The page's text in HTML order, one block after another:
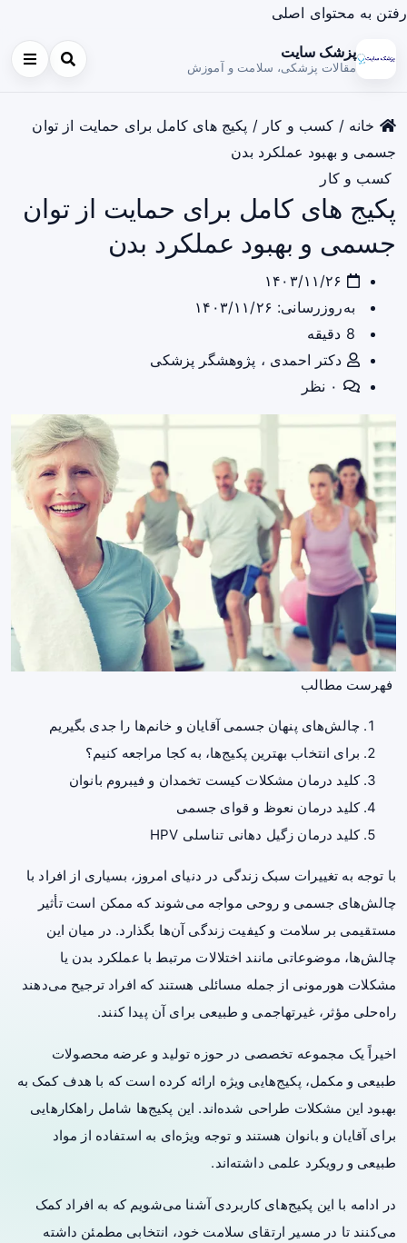
رفتن به محتوای اصلی
پزشک سایت
مقالات پزشکی، سلامت و آموزش
خانه / کسب و کار / پکیج های کامل برای حمایت از توان
جسمی و بهبود عملکرد بدن
کسب و کار
پکیج های کامل برای حمایت از توان
جسمی و بهبود عملکرد بدن
به‌روزرسانی: ۱۴۰۳/۱۱/۲۶
دکتر احمدی ، پژوهشگر پزشکی
فهرست مطالب
چالش‌های پنهان جسمی آقایان و خانم‌ها را جدی بگیریم
برای انتخاب بهترین پکیج‌ها، به کجا مراجعه کنیم؟
کلید درمان مشکلات کیست تخمدان و فیبروم بانوان
کلید درمان نعوظ و قوای جسمی
کلید درمان زگیل دهانی تناسلی HPV
با توجه به تغییرات سبک زندگی در دنیای امروز، بسیاری از افراد با
چالش‌های جسمی و روحی مواجه می‌شوند که ممکن است تأثیر
مستقیمی بر سلامت و کیفیت زندگی آن‌ها بگذارد. در میان این
چالش‌ها، موضوعاتی مانند اختلالات مرتبط با عملکرد بدن یا
مشکلات هورمونی از جمله مسائلی هستند که افراد ترجیح می‌دهند
راه‌حلی مؤثر، غیرتهاجمی و طبیعی برای آن پیدا کنند.
اخیراً یک مجموعه تخصصی در حوزه تولید و عرضه محصولات
طبیعی و مکمل، پکیج‌هایی ویژه ارائه کرده است که با هدف کمک به
بهبود این مشکلات طراحی شده‌اند. این پکیج‌ها شامل راهکارهایی
برای آقایان و بانوان هستند و توجه ویژه‌ای به استفاده از مواد
طبیعی و رویکرد علمی داشته‌اند.
در ادامه با این پکیج‌های کاربردی آشنا می‌شویم که به افراد کمک
می‌کنند تا در مسیر ارتقای سلامت خود، انتخابی مطمئن داشته